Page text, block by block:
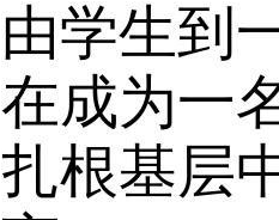
由学生到
在成为一
扎根基层